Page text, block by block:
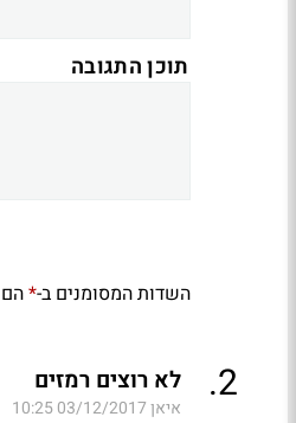
תוכן התגובה
השדות המסומנים ב-*
2
. לא רוצים רמזים
איאן03/12/2017 10:25